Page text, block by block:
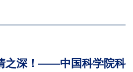
之深！——中国科学院科